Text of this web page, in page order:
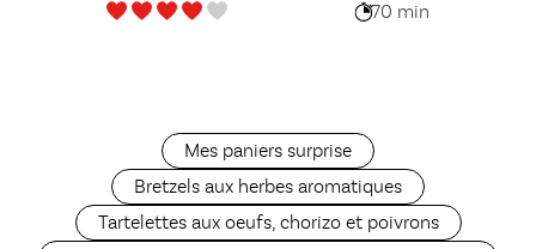
70 min
Mes paniers surprise
Bretzels aux herbes aromatiques
Tartelettes aux oeufs, chorizo et poivrons